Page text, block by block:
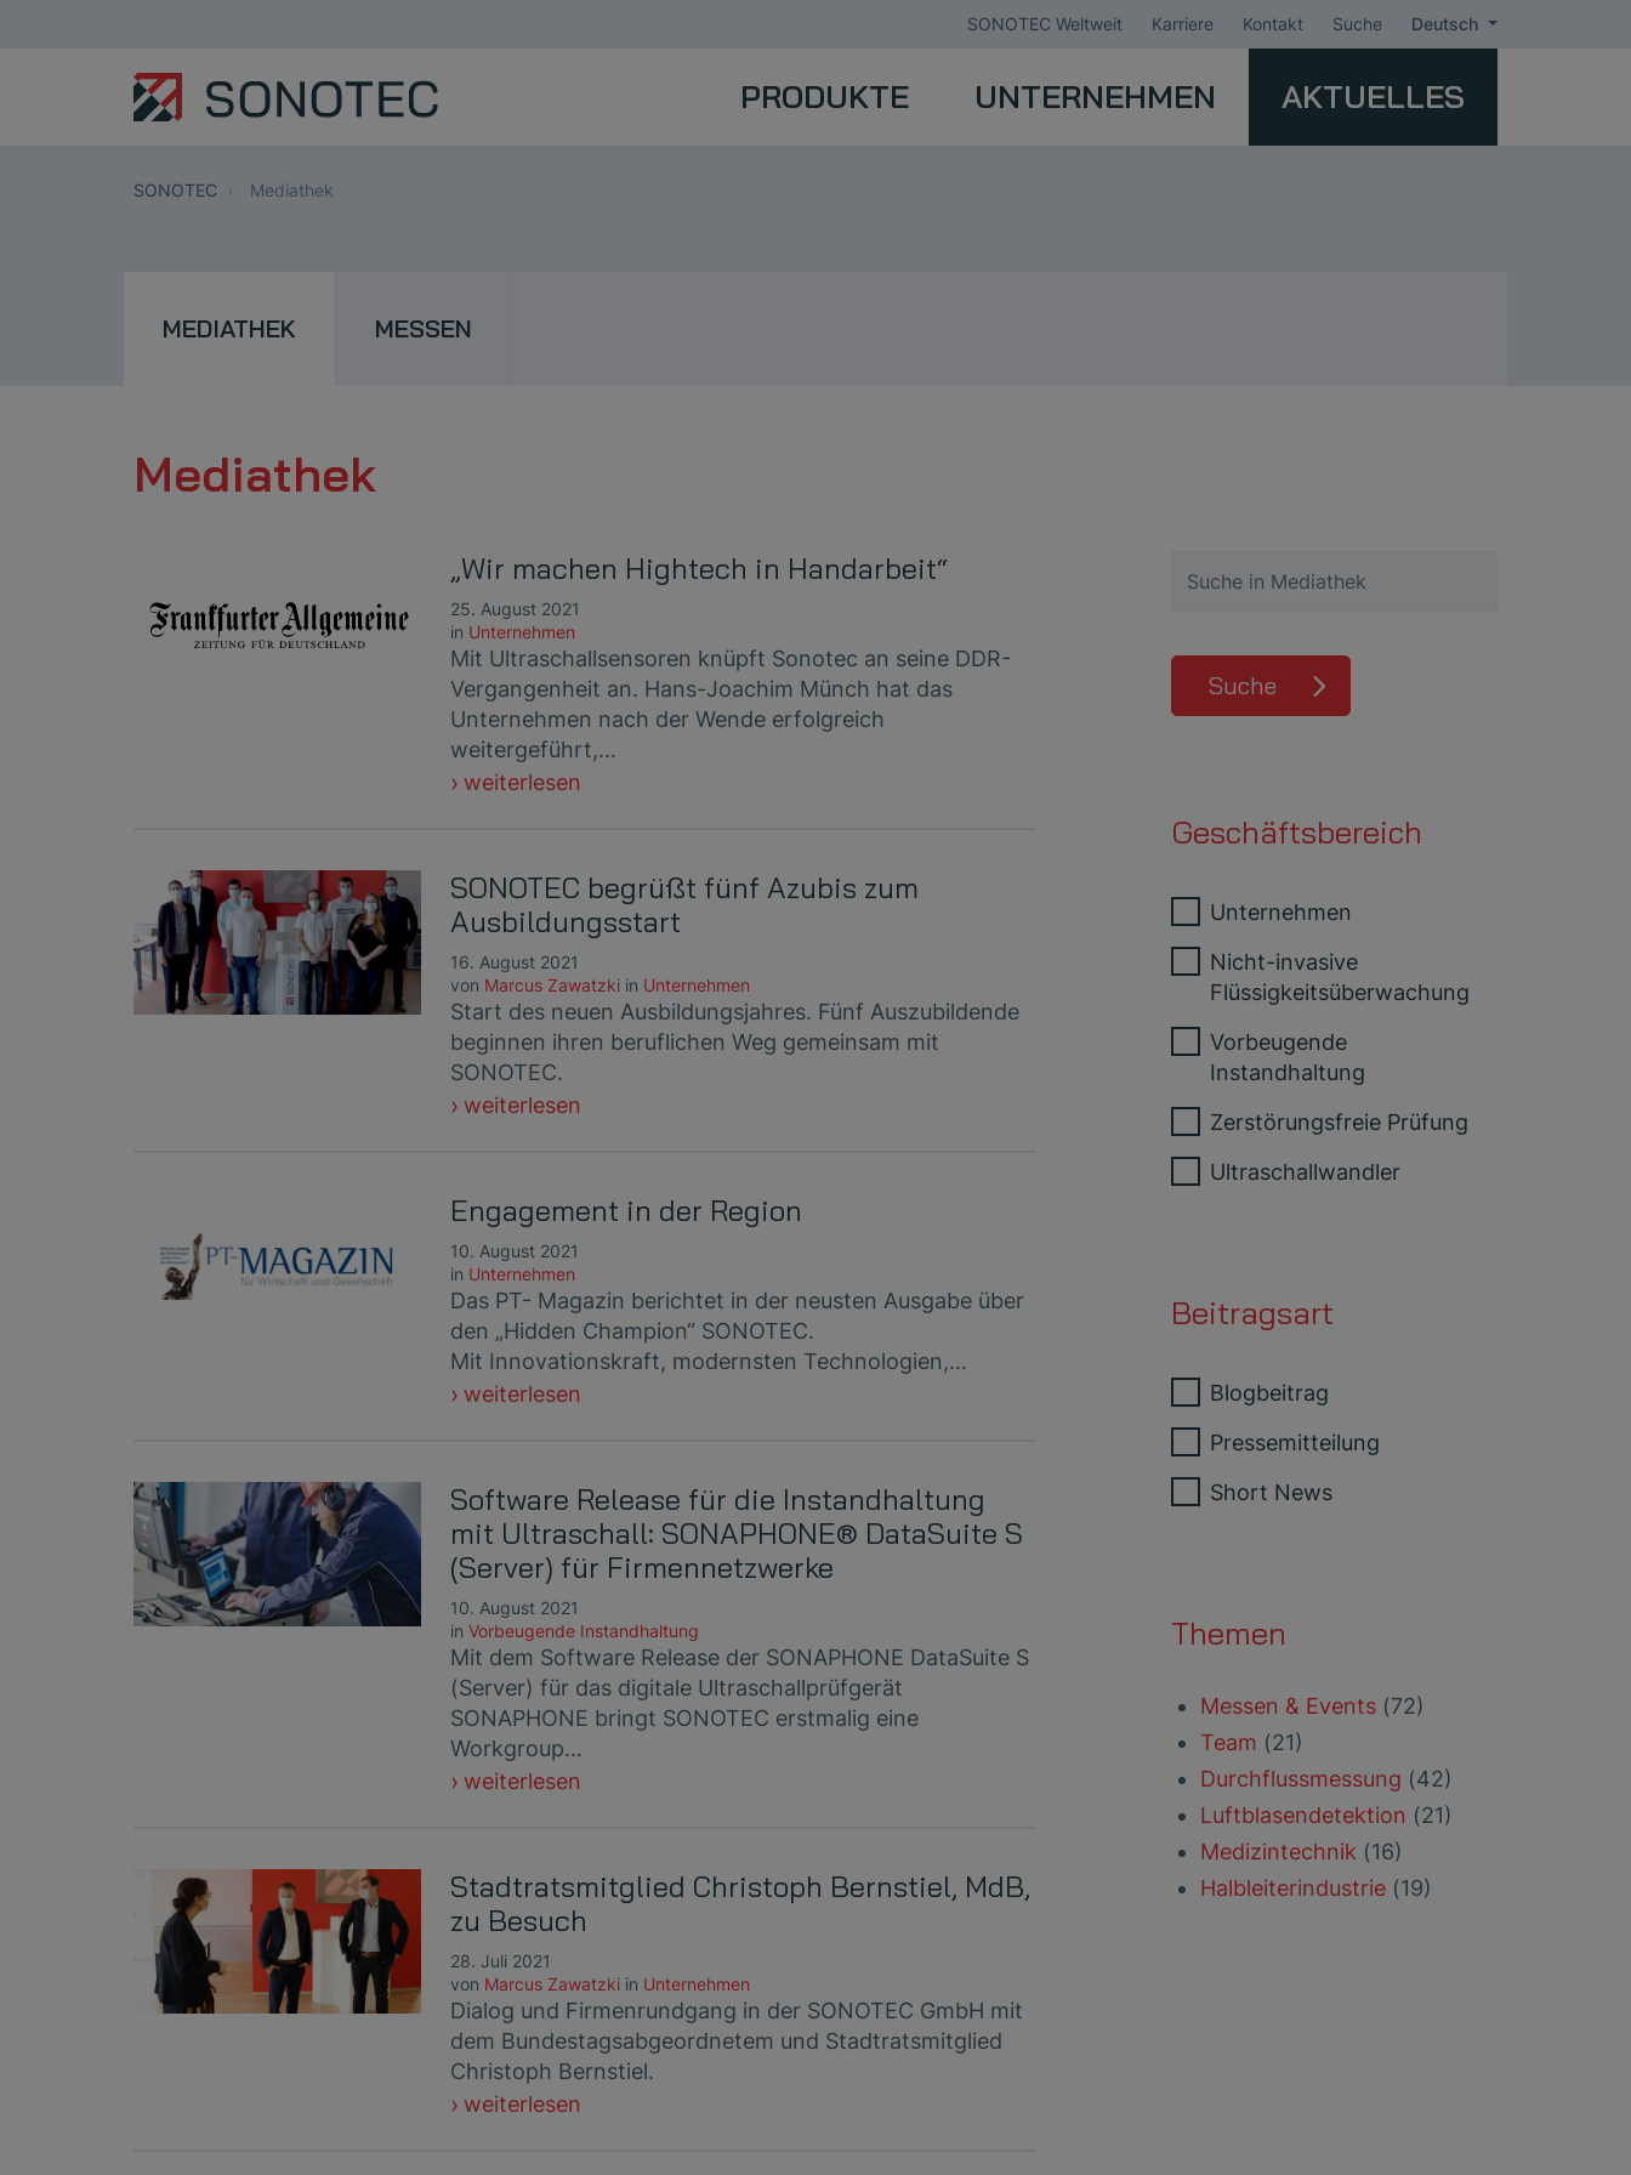
SONOTEC Weltweit Karriere Kontakt Suche Deutsch
PRODUKTE UNTERNEHMEN AKTUELLES
SONOTEC Mediathek
MEDIATHEK MESSEN
Mediathek
„Wir machen Hightech in Handarbeit“
25. August 2021
in Unternehmen
Mit Ultraschallsensoren knüpft Sonotec an seine DDR-
Vergangenheit an. Hans-Joachim Münch hat das
Unternehmen nach der Wende erfolgreich
weitergeführt,…
weiterlesen
SONOTEC begrüßt fünf Azubis zum
Ausbildungsstart
16. August 2021
von Marcus Zawatzki in Unternehmen
Start des neuen Ausbildungsjahres. Fünf Auszubildende
beginnen ihren beruflichen Weg gemeinsam mit
SONOTEC.
weiterlesen
Engagement in der Region
10. August 2021
in Unternehmen
Das PT- Magazin berichtet in der neusten Ausgabe über
den „Hidden Champion“ SONOTEC.
Mit Innovationskraft, modernsten Technologien,…
weiterlesen
Software Release für die Instandhaltung
mit Ultraschall: SONAPHONE® DataSuite S
(Server) für Firmennetzwerke
10. August 2021
inVorbeugende Instandhaltung
Mit dem Software Release der SONAPHONE DataSuite S
(Server) für das digitale Ultraschallprüfgerät
SONAPHONE bringt SONOTEC erstmalig eine
Workgroup…
weiterlesen
Stadtratsmitglied Christoph Bernstiel, MdB,
zu Besuch
28. Juli 2021
von Marcus Zawatzki in Unternehmen
Dialog und Firmenrundgang in der SONOTEC GmbH mit
dem Bundestagsabgeordnetem und Stadtratsmitglied
Christoph Bernstiel.
weiterlesen
Suche
Geschäftsbereich
Unternehmen
Nicht-invasive
Flüssigkeitsüberwachung
Vorbeugende
Instandhaltung
Zerstörungsfreie Prüfung
Ultraschallwandler
Beitragsart
Blogbeitrag
Pressemitteilung
Short News
Themen
Messen & Events (72)
Team (21)
Durchflussmessung (42)
Luftblasendetektion (21)
Medizintechnik (16)
Halbleiterindustrie (19)